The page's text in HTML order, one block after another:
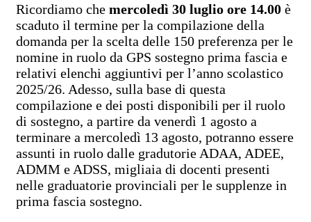
Ricordiamo che mercoledì 30 luglio ore 14.00 è
scaduto il termine per la compilazione della
domanda per la scelta delle 150 preferenza per le
nomine in ruolo da GPS sostegno prima fascia e
relativi elenchi aggiuntivi per l’anno scolastico
2025/26. Adesso, sulla base di questa
compilazione e dei posti disponibili per il ruolo
di sostegno, a partire da venerdì 1 agosto a
terminare a mercoledì 13 agosto, potranno essere
assunti in ruolo dalle gradutorie ADAA, ADEE,
ADMM e ADSS, migliaia di docenti presenti
nelle graduatorie provinciali per le supplenze in
prima fascia sostegno.